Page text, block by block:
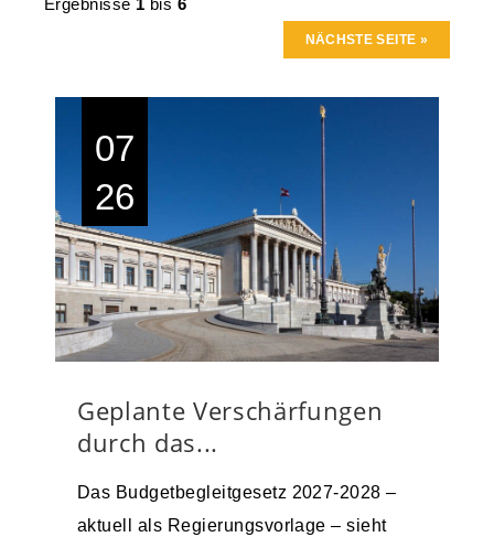
Ergebnisse 1 bis 6
NÄCHSTE SEITE »
07
26
Geplante Verschärfungen
durch das...
Das Budgetbegleitgesetz 2027-2028 –
aktuell als Regierungsvorlage – sieht